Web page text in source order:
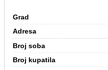
Grad
Adresa
Broj soba
Broj kupatila